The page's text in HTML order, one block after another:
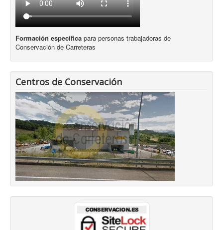
Formación específica para personas trabajadoras de
Conservación de Carreteras
Centros de Conservación